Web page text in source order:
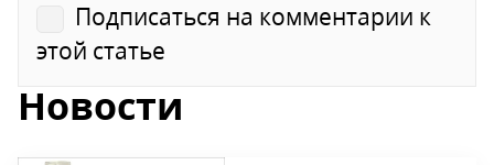
Подписаться на комментарии к
этой статье
Новости